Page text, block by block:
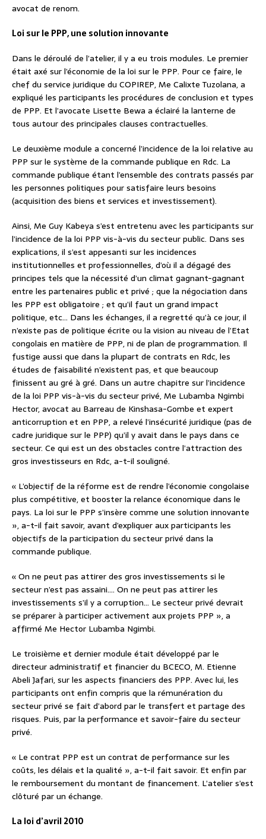
avocat de renom.
Loi sur le PPP, une solution innovante
Dans le déroulé de l’atelier, il y a eu trois modules. Le premier
était axé sur l’économie de la loi sur le PPP. Pour ce faire, le
chef du service juridique du COPIREP, Me Calixte Tuzolana, a
expliqué les participants les procédures de conclusion et types
de PPP. Et l’avocate Lisette Bewa a éclairé la lanterne de
tous autour des principales clauses contractuelles.
Le deuxième module a concerné l’incidence de la loi relative au
PPP sur le système de la commande publique en Rdc. La
commande publique étant l’ensemble des contrats passés par
les personnes politiques pour satisfaire leurs besoins
(acquisition des biens et services et investissement).
Ainsi, Me Guy Kabeya s’est entretenu avec les participants sur
l’incidence de la loi PPP vis-à-vis du secteur public. Dans ses
explications, il s’est appesanti sur les incidences
institutionnelles et professionnelles, d’où il a dégagé des
principes tels que la nécessité d’un climat gagnant-gagnant
entre les partenaires public et privé ; que la négociation dans
les PPP est obligatoire ; et qu’il faut un grand impact
politique, etc… Dans les échanges, il a regretté qu’à ce jour, il
n’existe pas de politique écrite ou la vision au niveau de l’Etat
congolais en matière de PPP, ni de plan de programmation. Il
fustige aussi que dans la plupart de contrats en Rdc, les
études de faisabilité n’existent pas, et que beaucoup
finissent au gré à gré. Dans un autre chapitre sur l’incidence
de la loi PPP vis-à-vis du secteur privé, Me Lubamba Ngimbi
Hector, avocat au Barreau de Kinshasa-Gombe et expert
anticorruption et en PPP, a relevé l’insécurité juridique (pas de
cadre juridique sur le PPP) qu’il y avait dans le pays dans ce
secteur. Ce qui est un des obstacles contre l’attraction des
gros investisseurs en Rdc, a-t-il souligné.
« L’objectif de la réforme est de rendre l’économie congolaise
plus compétitive, et booster la relance économique dans le
pays. La loi sur le PPP s’insère comme une solution innovante
», a-t-il fait savoir, avant d’expliquer aux participants les
objectifs de la participation du secteur privé dans la
commande publique.
« On ne peut pas attirer des gros investissements si le
secteur n’est pas assaini…. On ne peut pas attirer les
investissements s’il y a corruption… Le secteur privé devrait
se préparer à participer activement aux projets PPP », a
affirmé Me Hector Lubamba Ngimbi.
Le troisième et dernier module était développé par le
directeur administratif et financier du BCECO, M. Etienne
Abeli Jafari, sur les aspects financiers des PPP. Avec lui, les
participants ont enfin compris que la rémunération du
secteur privé se fait d’abord par le transfert et partage des
risques. Puis, par la performance et savoir-faire du secteur
privé.
« Le contrat PPP est un contrat de performance sur les
coûts, les délais et la qualité », a-t-il fait savoir. Et enfin par
le remboursement du montant de financement. L’atelier s’est
clôturé par un échange.
La loi d’avril 2010